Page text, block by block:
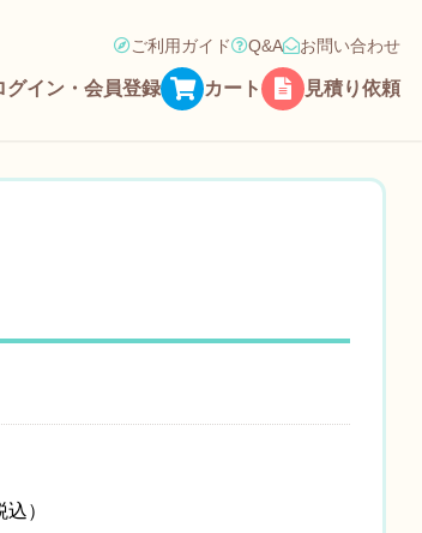
ご利用ガイド Q&A お問い合わせ
グイン・会員登録 カート 見積り依頼
）